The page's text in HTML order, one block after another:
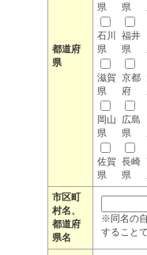
都道府
県
県
県
石川
県
福井
県
滋賀
県
京都
府
岡山
県
広島
県
佐賀
県
長崎
県
市区町
村名、
都道府
県名
※同名の
すること